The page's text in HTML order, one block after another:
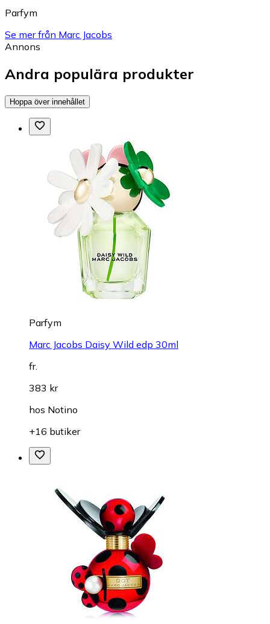
Parfym
Se mer från Marc Jacobs
Annons
Andra populära produkter
Hoppa över innehållet
Parfym
Marc Jacobs Daisy Wild edp 30ml
fr.
383 kr
hos Notino
+16 butiker